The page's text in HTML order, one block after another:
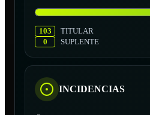
103
TITULAR
0
SUPLENTE
INCIDENCIAS